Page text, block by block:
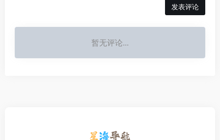
发表评论
暂无评论...